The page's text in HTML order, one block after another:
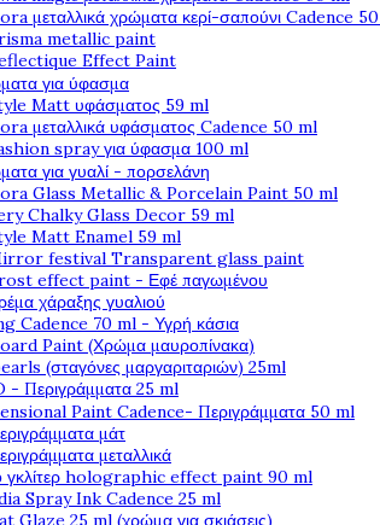
μεταλλικά χρώματα κερί-σαπούνι Cadence
metallic paint
Effect Paint
για ύφασμα
Matt υφάσματος 59 ml
μεταλλικά υφάσματος Cadence 50 ml
spray για ύφασμα 100 ml
για γυαλί - πορσελάνη
Glass Metallic & Porcelain Paint 50 ml
Chalky Glass Decor 59 ml
Matt Enamel 59 ml
festival Transparent glass paint
effect paint - Εφέ παγωμένου
χάραξης γυαλιού
Cadence 70 ml - Υγρή κάσια
Paint (Χρώμα μαυροπίνακα)
(σταγόνες μαργαριταριών) 25ml
- Περιγράμματα 25 ml
Paint Cadence- Περιγράμματα 50 ml
μάτ
μεταλλικά
γκλίτερ holographic effect paint 90 ml
Spray Ink Cadence 25 ml
Glaze 25 ml (χρώμα για σκιάσεις)